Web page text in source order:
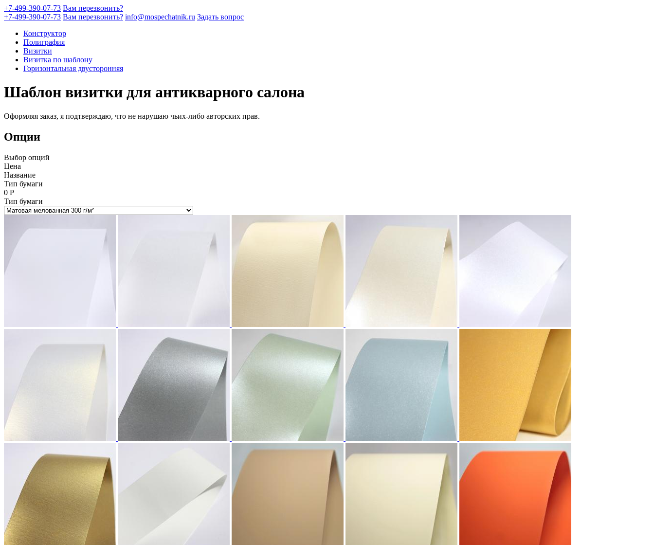
+7-499-390-07-73 Вам перезвонить?
+7-499-390-07-73 Вам перезвонить? info@mospechatnik.ru Задать вопрос
Конструктор
Полиграфия
Визитки
Визитка по шаблону
Горизонтальная двусторонняя
Шаблон визитки для антикварного салона
Оформляя заказ, я подтверждаю, что не нарушаю чьих-либо авторских прав.
Опции
Выбор опций
Цена
Название
Тип бумаги
0 Р
Тип бумаги